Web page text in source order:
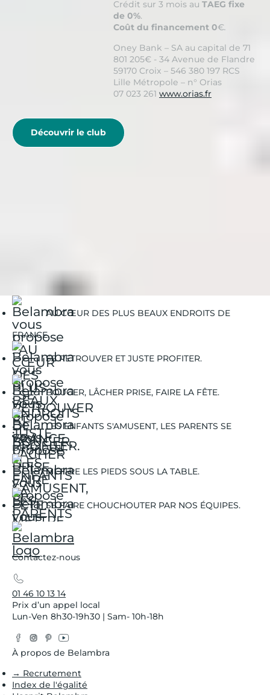
Crédit sur 3 mois au TAEG fixe
de 0%.
Coût du financement 0€.
Oney Bank – SA au capital de 71
801 205€ - 34 Avenue de Flandre
59170 Croix – 546 380 197 RCS
Lille Métropole – n° Orias
07 023 261 www.orias.fr
Découvrir le club
Port-Camargue | Balades à vélo
AU CŒUR DES PLUS BEAUX ENDROITS DE
FRANCE.
SE RETROUVER ET JUSTE PROFITER.
BOUGER, LÂCHER PRISE, FAIRE LA FÊTE.
LES ENFANTS S'AMUSENT, LES PARENTS SE
DÉTENDENT.
METTRE LES PIEDS SOUS LA TABLE.
SE FAIRE CHOUCHOUTER PAR NOS ÉQUIPES.
Contactez-nous
01 46 10 13 14
Prix d’un appel local
Lun-Ven 8h30-19h30 | Sam- 10h-18h
Facebook
Instagram
Pinterest
YouTube
À propos de Belambra
→ Recrutement
Index de l'égalité